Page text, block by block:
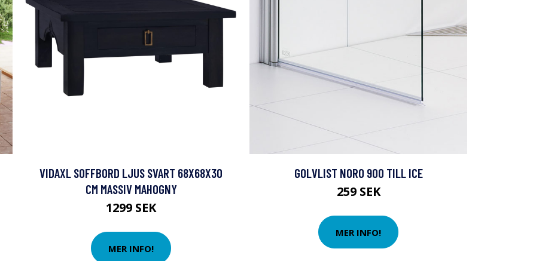
VIDAXL SOFFBORD LJUS SVART 68X68X30
CM MASSIV MAHOGNY
1299 SEK
MER INFO!
GOLVLIST NORO 900 TILL ICE
259 SEK
MER INFO!